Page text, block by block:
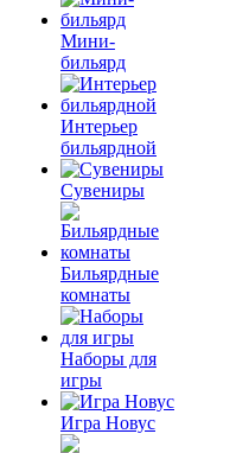
Мини-
бильярд
Интерьер
бильярдной
Сувениры
Бильярдные
комнаты
Наборы для
игры
Игра Новус